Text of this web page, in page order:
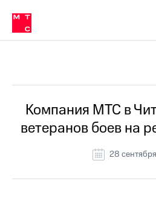
Медиа-центр
и акционерам
Устойчивое развитие
Комплаенс и деловая этика
компании
Карьера
История
компании
Руководство
в МТС
Пресс-
релизы
о технологиях
Компания МТС в
ветеранов боев на
28